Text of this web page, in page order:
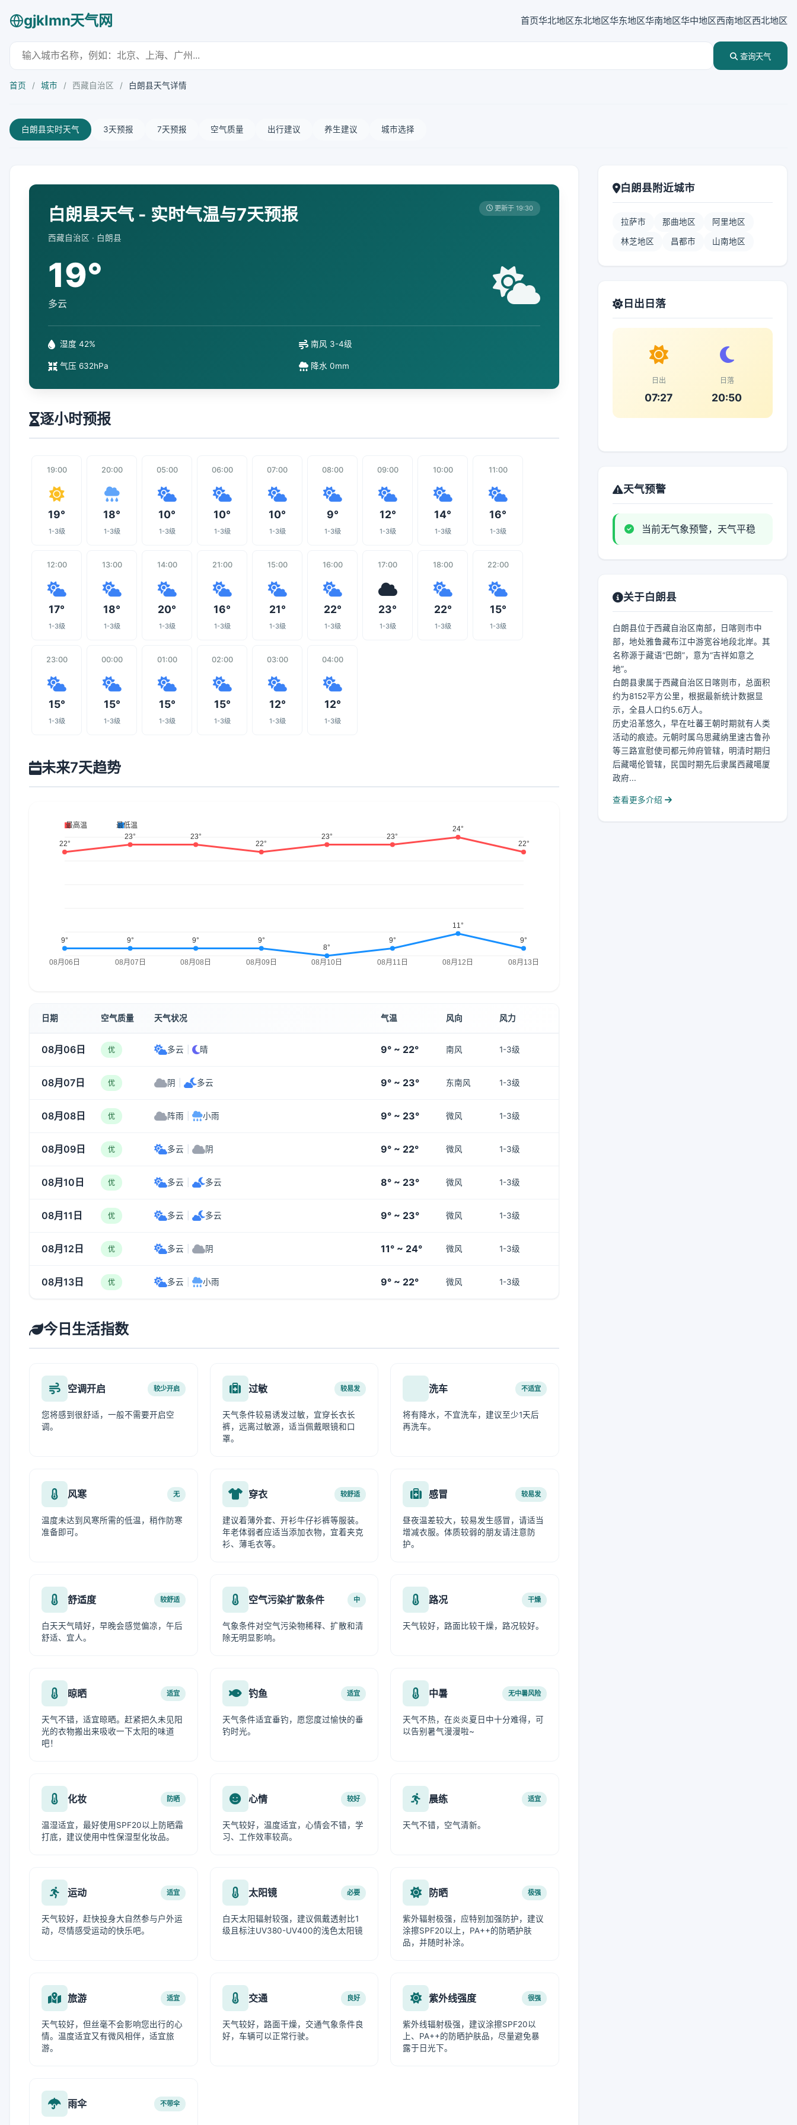
gjklmn天气网 首页华北地区东北地区华东地区华南地区华中地区西南地区西北地区
查询天气
首页 / 城市 / 西藏自治区 / 白朗县天气详情
白朗县实时天气 3天预报 7天预报 空气质量 出行建议 养生建议 城市选择
白朗县天气 - 实时气温与7天预报
西藏自治区 · 白朗县
更新于 19:30
19°
多云
湿度 42% 南风 3-4级
气压 632hPa 降水 0mm
逐小时预报
19:00
19°
1-3级
20:00
18°
1-3级
05:00
10°
1-3级
06:00
10°
1-3级
07:00
10°
1-3级
08:00
9°
1-3级
09:00
12°
1-3级
10:00
14°
1-3级
11:00
16°
1-3级
12:00
17°
1-3级
13:00
18°
1-3级
14:00
20°
1-3级
21:00
16°
1-3级
15:00
21°
1-3级
16:00
22°
1-3级
17:00
23°
1-3级
18:00
22°
1-3级
22:00
15°
1-3级
23:00
15°
1-3级
00:00
15°
1-3级
01:00
15°
1-3级
02:00
15°
1-3级
03:00
12°
1-3级
04:00
12°
1-3级
未来7天趋势
日期 空气质量 天气状况 气温 风向 风力
08月06日 优 多云 晴 9° ~ 22° 南风 1-3级
08月07日 优 阴 多云 9° ~ 23° 东南风 1-3级
08月08日 优 阵雨 小雨 9° ~ 23° 微风 1-3级
08月09日 优 多云 阴 9° ~ 22° 微风 1-3级
08月10日 优 多云 多云 8° ~ 23° 微风 1-3级
08月11日 优 多云 多云 9° ~ 23° 微风 1-3级
08月12日 优 多云 阴 11° ~ 24° 微风 1-3级
08月13日 优 多云 小雨 9° ~ 22° 微风 1-3级
今日生活指数
空调开启 较少开启
您将感到很舒适，一般不需要开启空
调。
过敏 较易发
天气条件较易诱发过敏，宜穿长衣长
裤，远离过敏源，适当佩戴眼镜和口
罩。
洗车 不适宜
将有降水，不宜洗车，建议至少1天后
再洗车。
风寒 无
温度未达到风寒所需的低温，稍作防寒
准备即可。
穿衣 较舒适
建议着薄外套、开衫牛仔衫裤等服装。
年老体弱者应适当添加衣物，宜着夹克
衫、薄毛衣等。
感冒 较易发
昼夜温差较大，较易发生感冒，请适当
增减衣服。体质较弱的朋友请注意防
护。
舒适度 较舒适
白天天气晴好，早晚会感觉偏凉，午后
舒适、宜人。
空气污染扩散条件 中
气象条件对空气污染物稀释、扩散和清
除无明显影响。
路况 干燥
天气较好，路面比较干燥，路况较好。
晾晒 适宜
天气不错，适宜晾晒。赶紧把久未见阳
光的衣物搬出来吸收一下太阳的味道
吧！
钓鱼 适宜
天气条件适宜垂钓，愿您度过愉快的垂
钓时光。
中暑 无中暑风险
天气不热，在炎炎夏日中十分难得，可
以告别暑气漫漫啦~
化妆 防晒
温湿适宜，最好使用SPF20以上防晒霜
打底，建议使用中性保湿型化妆品。
心情 较好
天气较好，温度适宜，心情会不错，学
习、工作效率较高。
晨练 适宜
天气不错，空气清新。
运动 适宜
天气较好，赶快投身大自然参与户外运
动，尽情感受运动的快乐吧。
太阳镜 必要
白天太阳辐射较强，建议佩戴透射比1
级且标注UV380-UV400的浅色太阳镜
防晒 极强
紫外辐射极强，应特别加强防护，建议
涂擦SPF20以上，PA++的防晒护肤
品，并随时补涂。
旅游 适宜
天气较好，但丝毫不会影响您出行的心
情。温度适宜又有微风相伴，适宜旅
游。
交通 良好
天气较好，路面干燥，交通气象条件良
好，车辆可以正常行驶。
紫外线强度 很强
紫外线辐射极强，建议涂擦SPF20以
上、PA++的防晒护肤品，尽量避免暴
露于日光下。
雨伞 不带伞
白朗县附近城市
拉萨市 那曲地区 阿里地区
林芝地区 昌都市 山南地区
日出日落
日出
07:27
日落
20:50
天气预警
当前无气象预警，天气平稳
关于白朗县
白朗县位于西藏自治区南部，日喀则市中
部，地处雅鲁藏布江中游宽谷地段北岸。其
名称源于藏语“巴朗”，意为“吉祥如意之
地”。
白朗县隶属于西藏自治区日喀则市，总面积
约为8152平方公里，根据最新统计数据显
示，全县人口约5.6万人。
历史沿革悠久，早在吐蕃王朝时期就有人类
活动的痕迹。元朝时属乌思藏纳里速古鲁孙
等三路宣慰使司都元帅府管辖，明清时期归
后藏噶伦管辖，民国时期先后隶属西藏噶厦
政府...
查看更多介绍